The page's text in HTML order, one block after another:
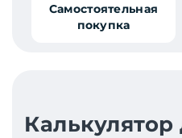
Самостоятельная
покупка
Калькулятор